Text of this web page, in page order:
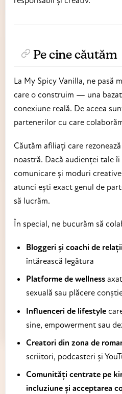
Pe cine căutăm
La My Spicy Vanilla, ne pasă
care o construim — una
conexiune reală. De aceea
partenerilor cu care
Căutăm afiliați care
noastră. Dacă audienței tale
comunicare și moduri
atunci ești exact genul de
să lucrăm.
În special, ne bucurăm să
Bloggeri și coachi de relații
întărească legătura
Platforme de wellness
sexuală sau plăcere
Influenceri de lifestyle
sine, empowerment sau
Creatori din zona de
scriitori, podcasteri și
Comunități centrate pe
incluziune și acceptarea